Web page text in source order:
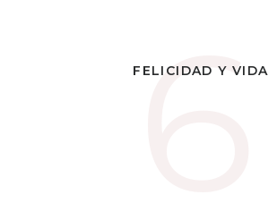
6
FELICIDAD Y VIDA
6
¿QUÉ IDEA TAN ESCURRIDIZA ES LA DE